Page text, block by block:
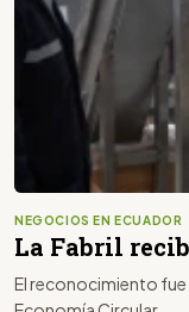
NEGOCIOS EN ECUADOR
La Fabril
El reconocimiento fue